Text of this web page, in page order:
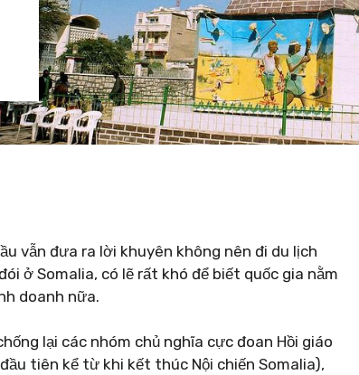
vẫn đưa ra lời khuyên không nên đi du lịch
ở Somalia, có lẽ rất khó để biết quốc gia nằm
doanh nữa.
lại các nhóm chủ nghĩa cực đoan Hồi giáo
tiên kể từ khi kết thúc Nội chiến Somalia),